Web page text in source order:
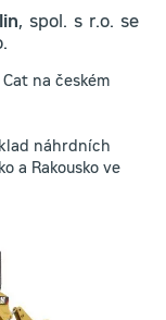
, spol. s r.o. se
na českém
náhrdních
a Rakousko ve